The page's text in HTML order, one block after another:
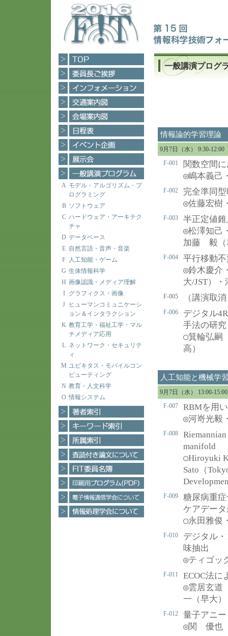
A モデル・アルゴリズム・プ
ログラミング
B ソフトウェア
C ハードウェア・アーキテク
チャ
D データベース
E 自然言語・音声・音楽
F 人工知能・ゲーム
G 生体情報科学
H 画像認識・メディア理解
I
グラフィクス・画像
J
ヒューマンコミュニケーシ
ョン＆インタラクション
K 教育工学・福祉工学・マル
チメディア応用
L ネットワーク・セキュリテ
ィ
M ユビキタス・モバイルコン
ピューティング
N 教育・人文科学
O 情報システム
一般講演プログ
情報論的学習理論
9月7日（水） 9:30-
F-001
関数空間
◎嶋本義己
F-002 完全準同
◎佐藤宏樹
F-003 半正定値
◎松澤知己
加藤 毅（
F-004 平行移動
◎鈴木慶介
大/JST）
F-005 （講演取
F-006
デジタル
手法の研究
○箕輪弘嗣
高）
人工知能と機械学
9月7日（水） 13:00-
F-007
RBMを用
◎河嵜光毅
F-008
manifold
○Hiroyuki
Sato（
F-009
糖尿病重
ケアデー
○永田雅俊
F-010
デジタル
味抽出
◎ティゴッ
F-011 ECOC法に
◎雲居玄道
一（早大）
F-012 量子アニ
◎関 優也